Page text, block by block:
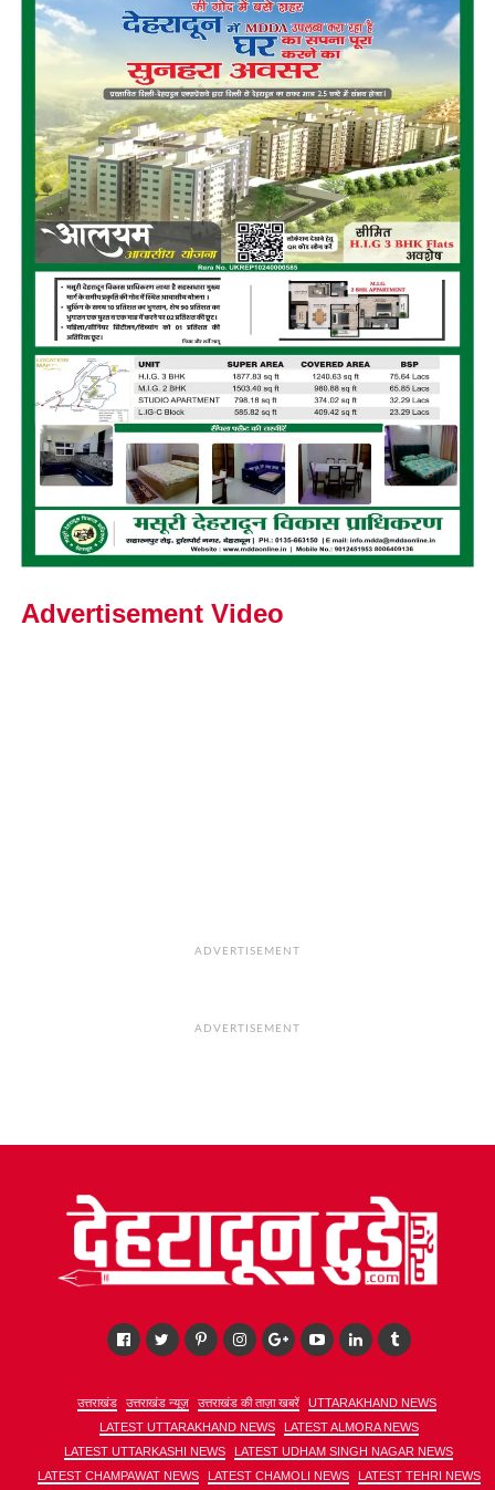
Advertisement Video
ADVERTISEMENT
ADVERTISEMENT
उत्तराखंड उत्तराखंड न्यूज़ उत्तराखंड की ताज़ा खबरें
UTTARAKHAND NEWS
LATEST UTTARAKHAND NEWS
LATEST ALMORA NEWS
LATEST UTTARKASHI NEWS
LATEST UDHAM SINGH NAGAR NEWS
LATEST CHAMPAWAT NEWS
LATEST CHAMOLI NEWS LATEST TEHRI NEWS